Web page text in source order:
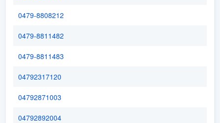
0479-8808212
0479-8811482
0479-8811483
04792317120
04792871003
04792892004